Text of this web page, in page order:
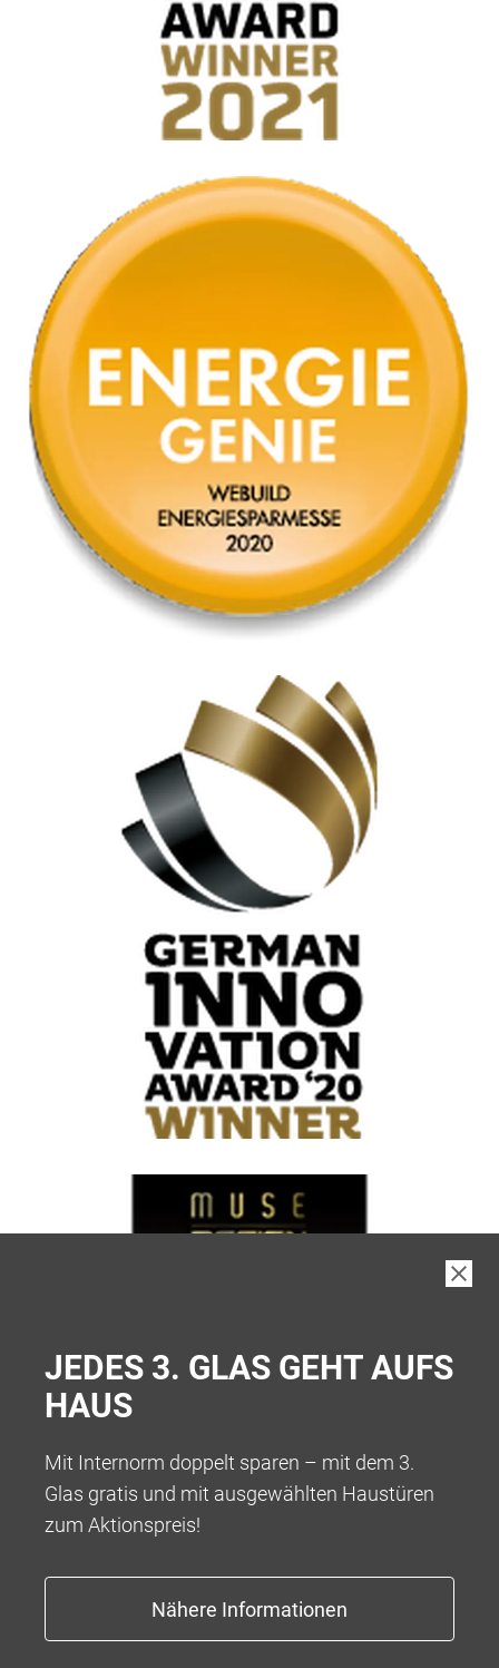
JEDES 3. GLAS GEHT AUFS
HAUS
Mit Internorm doppelt sparen – mit dem 3.
Glas gratis und mit ausgewählten Haustüren
zum Aktionspreis!